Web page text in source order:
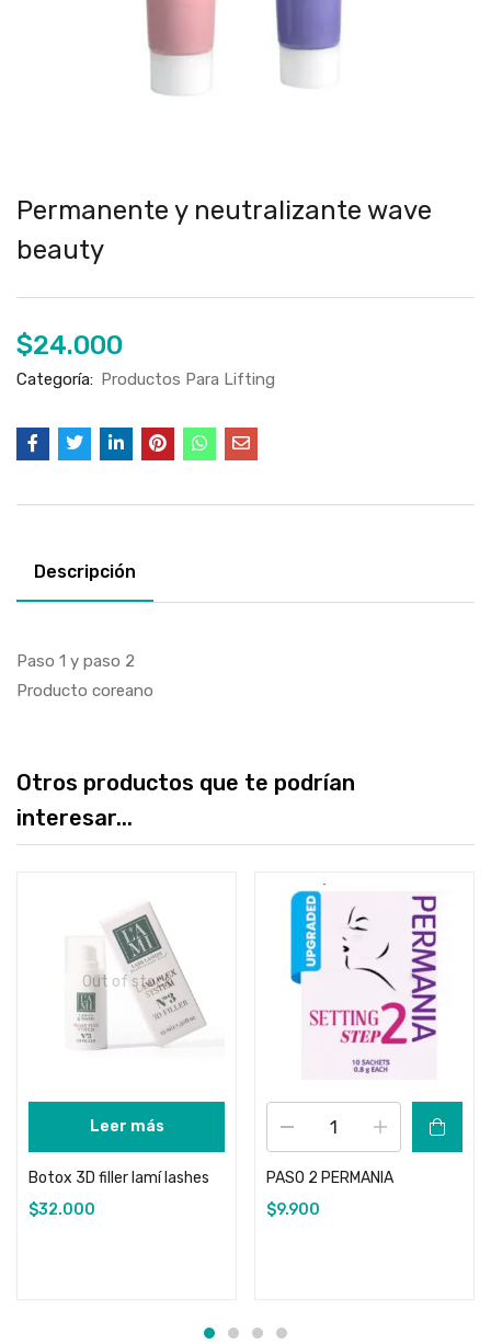
Permanente y neutralizante wave
beauty
$24.000
Categoría: Productos Para Lifting
Descripción
Paso 1 y paso 2
Producto coreano
Otros productos que te podrían
interesar...
Out of stock
Leer más
Botox 3D filler lamí lashes
$32.000
PASO 2 PERMANIA
$9.900